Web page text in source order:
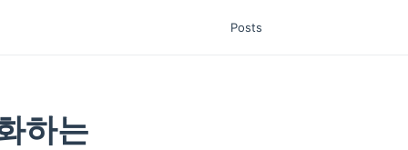
Posts
하는